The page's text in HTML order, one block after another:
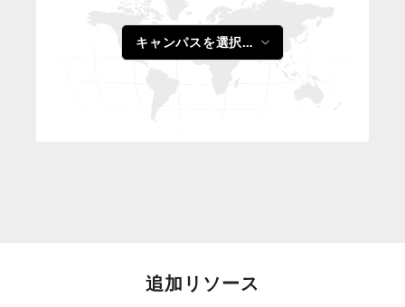
キャンパスを選択す
る
追加リソース